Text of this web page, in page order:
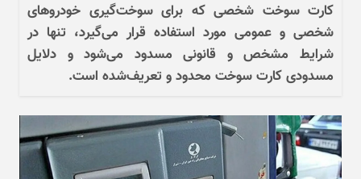
کارت سوخت شخصی که برای سوخت‌گیری خودرو‌های
شخصی و عمومی مورد استفاده قرار می‌گیرد، تنها در
شرایط مشخص و قانونی مسدود می‌شود و دلایل
مسدودی کارت سوخت محدود و تعریف‌شده است.